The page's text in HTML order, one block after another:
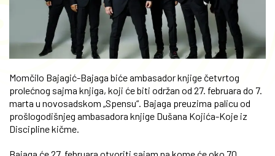
Momčilo Bajagić-Bajaga biće ambasador knjige četvrtog
prolećnog sajma knjiga, koji će biti održan od 27. februara do 7.
marta u novosadskom „Spensu“. Bajaga preuzima palicu od
prošlogodišnjeg ambasadora knjige Dušana Kojića-Koje iz
Discipline kičme.